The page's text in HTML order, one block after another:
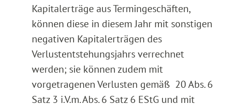
Kapitalerträge aus Termingeschäften,
können diese in diesem Jahr mit sonstigen
negativen Kapitalerträgen des
Verlustentstehungsjahrs verrechnet
werden; sie können zudem mit
vorgetragenen Verlusten gemäß 20 Abs. 6
Satz 3 i.V.m. Abs. 6 Satz 6 EStG und mit